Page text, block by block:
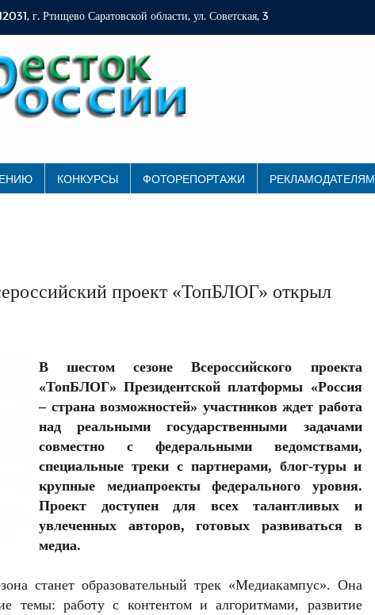
г. Ртищево Саратовской области, ул. Советская, 3
КОНКУРСЫ ФОТОРЕПОРТАЖИ РЕКЛАМОДАТЕЛЯМ
проект «ТопБЛОГ» открыл
В шестом сезоне Всероссийского проекта
«ТопБЛОГ»Президентской платформы «Россия
– страна возможностей» участников ждет работа
над реальными государственными задачами
совместно с федеральными ведомствами,
специальные треки с партнерами, блог-туры и
крупные медиапроекты федерального уровня.
Проект доступен для всех талантливых и
увлеченных авторов, готовых развиваться в
медиа.
станет образовательный трек «Медиакампус». Она
темы: работу с контентом и алгоритмами, развитие